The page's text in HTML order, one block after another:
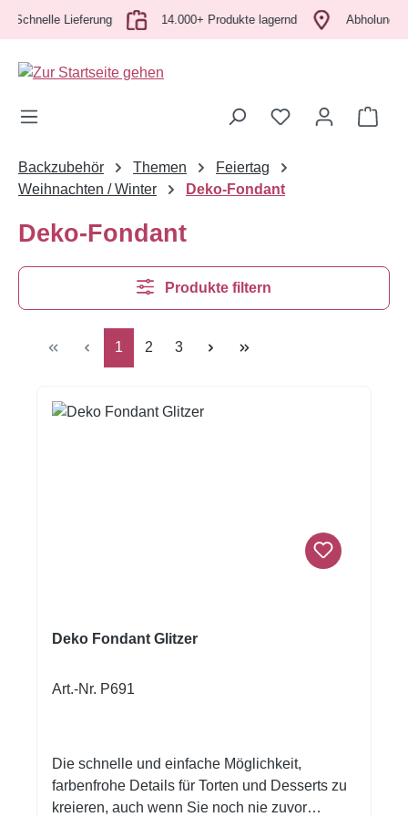
Zum Hauptinhalt springen
Lieferung 14.000+ Produkte lagernd Abholung vor
Backzubehör Themen
Feiertag
Weihnachten / Winter
Deko-Fondant
Deko-Fondant
Produkte filtern
Seite
1 Seite
2 Seite
3
Deko Fondant Glitzer
Art.-Nr. P691
Die schnelle und einfache Möglichkeit,
farbenfrohe Details für Torten und Desserts zu
kreieren, auch wenn Sie noch nie zuvor